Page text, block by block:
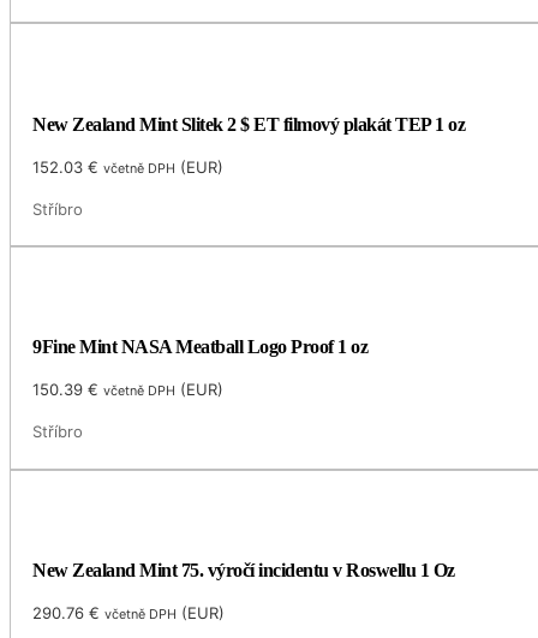
New Zealand Mint Slitek 2 $ ET filmový plakát TEP 1 oz
152.03€ včetně DPH (EUR)
Stříbro
9Fine Mint NASA Meatball Logo Proof 1 oz
150.39€ včetně DPH (EUR)
Stříbro
New Zealand Mint 75. výročí incidentu v Roswellu 1 Oz
290.76€ včetně DPH (EUR)